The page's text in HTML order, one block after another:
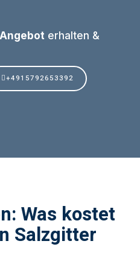
erhalten &
+4915792653392
Was kostet
Salzgitter